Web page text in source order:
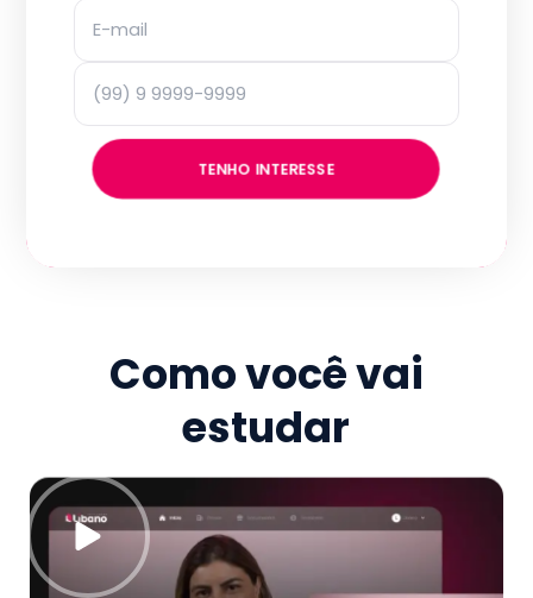
TENHO INTERESSE
Como você vai
estudar